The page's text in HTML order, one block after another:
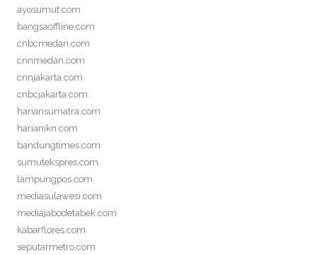
ayosumut.com
bangsaoffline.com
cnbcmedan.com
cnnmedan.com
cnnjakarta.com
cnbcjakarta.com
hariansumatra.com
harianikn.com
bandungtimes.com
sumutekspres.com
lampungpos.com
mediasulawesi.com
mediajabodetabek.com
kabarflores.com
seputarmetro.com